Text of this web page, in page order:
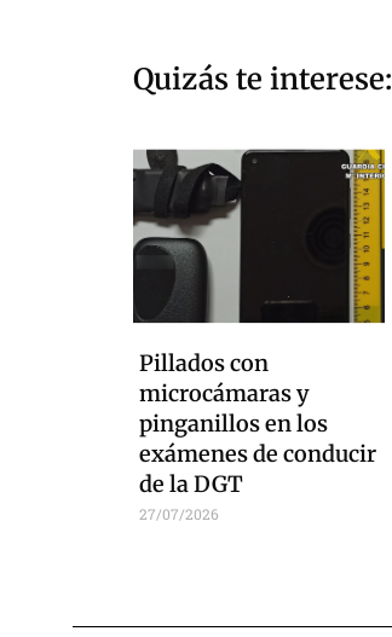
Quizás te interese:
Pillados con
microcámaras y
pinganillos en los
exámenes de conducir
de la DGT
27/07/2026